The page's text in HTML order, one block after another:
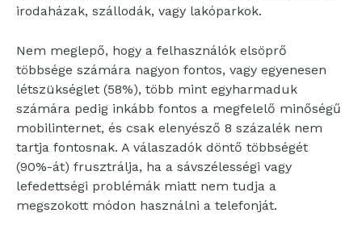
irodaházak, szállodák, vagy lakóparkok.
Nem meglepő, hogy a felhasználók elsöprő
többsége számára nagyon fontos, vagy egyenesen
létszükséglet (58%), több mint egyharmaduk
számára pedig inkább fontos a megfelelő minőségű
mobilinternet, és csak elenyésző 8 százalék nem
tartja fontosnak. A válaszadók döntő többségét
(90%-át) frusztrálja, ha a sávszélességi vagy
lefedettségi problémák miatt nem tudja a
megszokott módon használni a telefonját.